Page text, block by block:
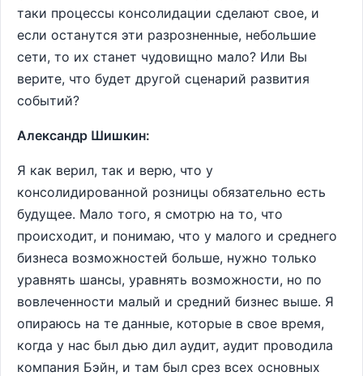
таки процессы консолидации сделают свое, и
если останутся эти разрозненные, небольшие
сети, то их станет чудовищно мало? Или Вы
верите, что будет другой сценарий развития
событий?
Александр Шишкин:
Я как верил, так и верю, что у
консолидированной розницы обязательно есть
будущее. Мало того, я смотрю на то, что
происходит, и понимаю, что у малого и среднего
бизнеса возможностей больше, нужно только
уравнять шансы, уравнять возможности, но по
вовлеченности малый и средний бизнес выше. Я
опираюсь на те данные, которые в свое время,
когда у нас был дью дил аудит, аудит проводила
компания Бэйн, и там был срез всех основных